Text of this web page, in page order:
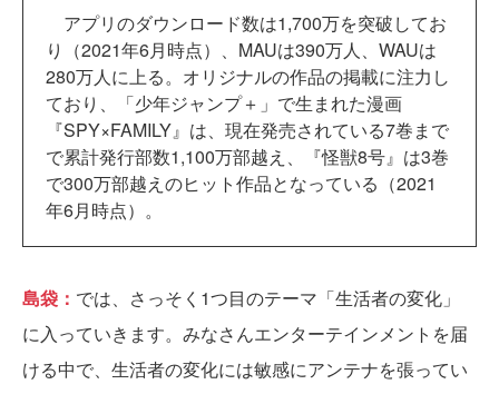
アプリのダウンロード数は1,700万を突破してお
り（2021年6月時点）、MAUは390万人、WAUは
280万人に上る。オリジナルの作品の掲載に注力し
ており、「少年ジャンプ＋」で生まれた漫画
『SPY×FAMILY』は、現在発売されている7巻まで
で累計発行部数1,100万部越え、『怪獣8号』は3巻
で300万部越えのヒット作品となっている（2021
年6月時点）。
島袋： では、さっそく1つ目のテーマ「生活者の変化」
に入っていきます。みなさんエンターテインメントを届
ける中で、生活者の変化には敏感にアンテナを張ってい